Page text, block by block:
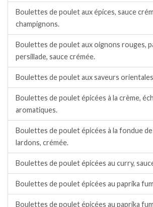
Boulettes de poulet aux épices, sauce
champignons.
Boulettes de poulet aux oignons rouges,
persillade, sauce crémée.
Boulettes de poulet aux saveurs
Boulettes de poulet épicées à la crème,
aromatiques.
Boulettes de poulet épicées à la fondue
lardons, crémée.
Boulettes de poulet épicées au curry,
Boulettes de poulet épicées au paprika
Boulettes de poulet épicées au paprika